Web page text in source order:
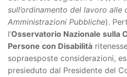
sull’ordinamento del lavoro alle
Amministrazioni Pubbliche).
l’Osservatorio Nazionale sulla
Persone con Disabilità
sopraesposte considerazioni,
presieduto dal Presidente del